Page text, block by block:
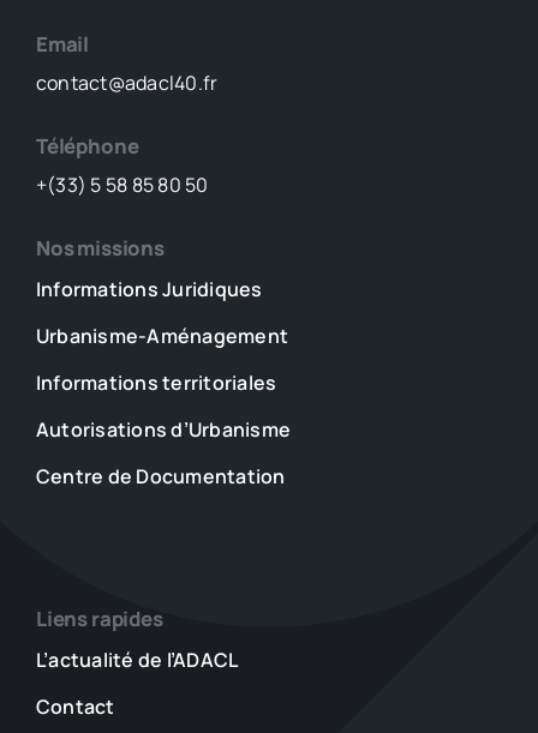
Email
contact@adacl40.fr
Téléphone
+(33) 5 58 85 80 50
Nos missions
Informations Juridiques
Urbanisme-Aménagement
Informations territoriales
Autorisations d’Urbanisme
Centre de Documentation
Liens rapides
L’actualité de l’ADACL
Contact